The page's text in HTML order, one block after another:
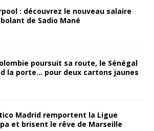
: découvrez le nouveau salaire
de Sadio Mané
poursuit sa route, le Sénégal
la porte… pour deux cartons jaunes
Madrid remportent la Ligue
et brisent le rêve de Marseille